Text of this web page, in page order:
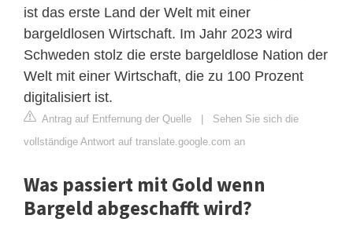
ist das erste Land der Welt mit einer
bargeldlosen Wirtschaft. Im Jahr 2023 wird
Schweden stolz die erste bargeldlose Nation der
Welt mit einer Wirtschaft, die zu 100 Prozent
digitalisiert ist.
Antrag auf Entfernung der Quelle | Sehen Sie sich die
vollständige Antwort auf translate.google.com an
Was passiert mit Gold wenn
Bargeld abgeschafft wird?